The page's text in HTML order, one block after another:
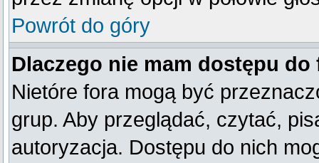
Powrót do góry
Dlaczego nie mam dostępu do
Nietóre fora mogą być
grup. Aby przeglądać, czytać,
autoryzacja. Dostępu do nich